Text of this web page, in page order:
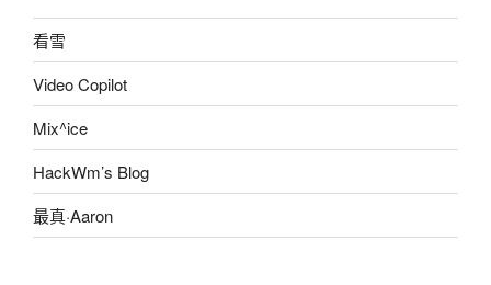
看雪
Video Copilot
Mix^ice
HackWm’s Blog
最真·Aaron